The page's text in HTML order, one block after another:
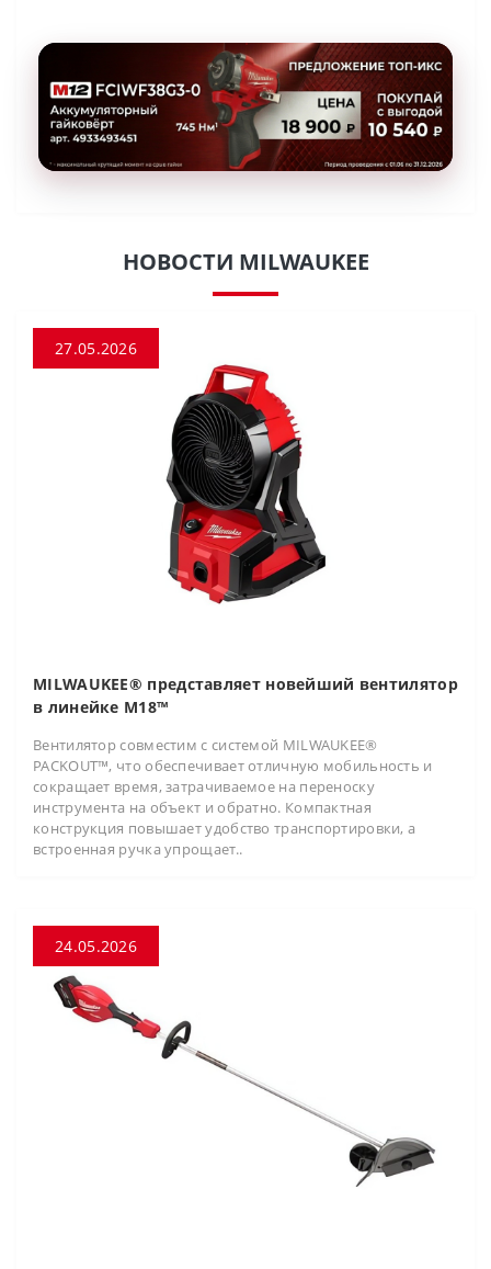
НОВОСТИ MILWAUKEE
27.05.2026
MILWAUKEE® представляет новейший вентилятор
в линейке M18™
Вентилятор совместим с системой MILWAUKEE®
PACKOUT™, что обеспечивает отличную мобильность и
сокращает время, затрачиваемое на переноску
инструмента на объект и обратно. Компактная
конструкция повышает удобство транспортировки, а
встроенная ручка упрощает..
24.05.2026